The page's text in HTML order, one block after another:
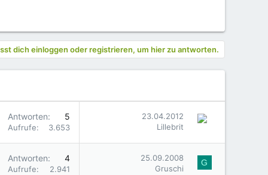
dich einloggen oder registrieren, um hier zu antworten.
Antworten 5
Aufrufe 3.653
23.04.2012
Lillebrit
Antworten 4
Aufrufe 2.941
25.09.2008
Gruschi
G